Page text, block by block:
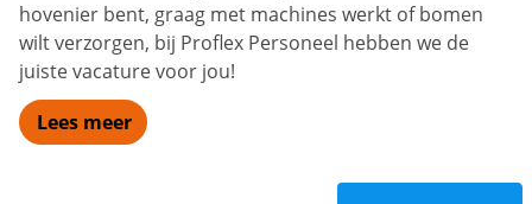
hovenier bent, graag met machines werkt of bomen
wilt verzorgen, bij Proflex Personeel hebben we de
juiste vacature voor jou!
Lees meer